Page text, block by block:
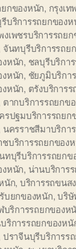
กของหนัก, กรุงเ
บริการรถยกของห
งเพชรบริการรถย
จันทบุรีบริการรถย
หนัก, ชลบุรีบริกา
หนัก, ชัยภูมิบริกา
หนัก, ตรังบริการ
ตากบริการรถยกข
รปฐมบริการรถยก
นครราชสีมาบริกา
บริการรถยกของ
ทบุรีบริการรถยกข
หนัก, น่านบริการ
นัก, บริการรถขนส
บยกของหนัก,บริษั
บริการรถยกของห
ริการรถยกของหนั
ปราจีนบุรีบริการร